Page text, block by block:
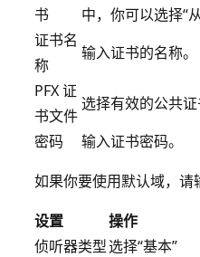
书
中，你可以选择“
证书名
称
输入证书的名称。
PFX 证
书文件
选择有效的公共证
密码
输入证书密码。
如果你要使用默认域，请
设置
操作
侦听器类型选择“基本”